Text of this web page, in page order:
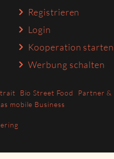
Registrieren
Login
Kooperation starten
Werbung schalten
Bio Street Food Partner &
mobile Business